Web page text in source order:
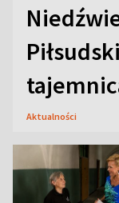
Aktualności